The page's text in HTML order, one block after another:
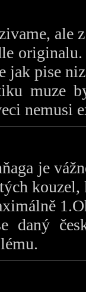
jak pise
muze
nemusi
je
daný